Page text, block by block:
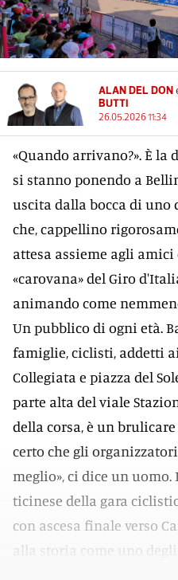
ALAN DEL DON
BUTTI
26.05.2026 11:34
«Quando arrivano?». È
si stanno ponendo a
uscita dalla bocca di
che, cappellino
attesa assieme agli
«carovana» del Giro
animando come
Un pubblico di ogni età.
famiglie, ciclisti, addetti
Collegiata e piazza del
parte alta del viale
della corsa, è un
certo che gli
meglio», ci dice un
ticinese della gara
con ascesa finale verso
alla storia come uno